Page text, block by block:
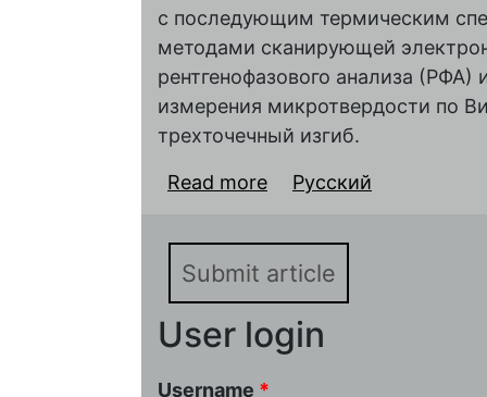
с последующим термическим
методами сканирующей
рентгенофазового анализа
измерения микротвердости по
трехточечный изгиб.
Read more about Получение
печати
Русский
Submit article
User login
Username *